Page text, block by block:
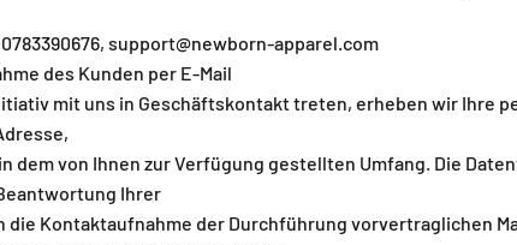
0783390676, support@newborn-apparel.com
des Kunden per E-Mail
mit uns in Geschäftskontakt treten, erheben wir Ihre
dem von Ihnen zur Verfügung gestellten Umfang. Die
Ihrer
die Kontaktaufnahme der Durchführung vorvertraglichen